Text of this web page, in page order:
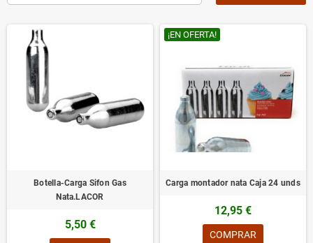
Botella-Carga Sifon Gas
Nata.LACOR
5,50 €
¡EN OFERTA!
Carga montador nata Caja 24 unds
12,95 €
COMPRAR